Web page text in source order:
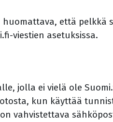
että
viestien asetuksissa.
jolla ei vielä ole
kun käyttää
vahvistettava